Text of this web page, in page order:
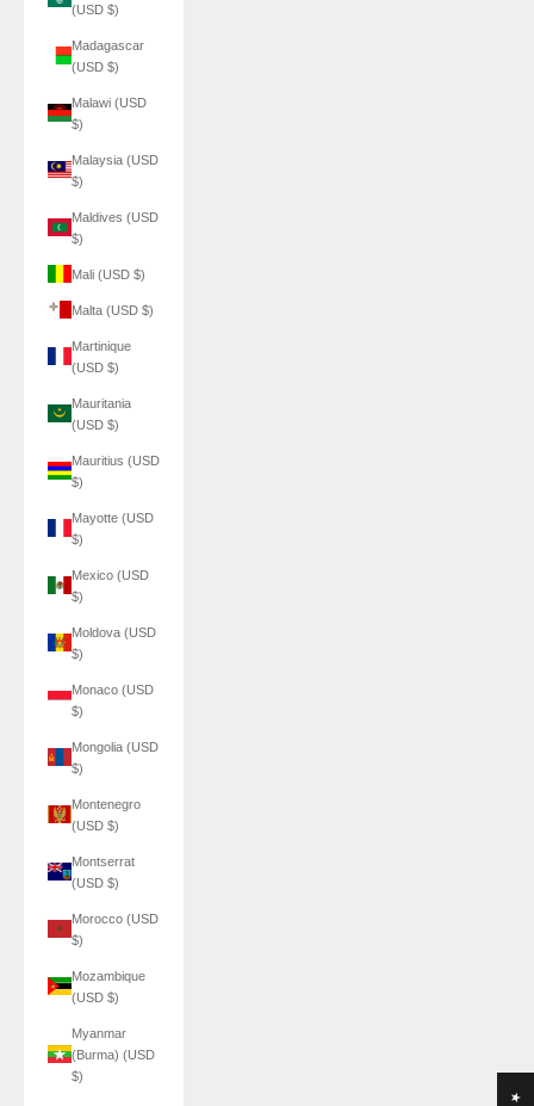
(USD $)
Madagascar
(USD $)
Malawi (USD
$)
Malaysia (USD
$)
Maldives (USD
$)
Mali (USD $)
Malta (USD $)
Martinique
(USD $)
Mauritania
(USD $)
Mauritius (USD
$)
Mayotte (USD
$)
Mexico (USD
$)
Moldova (USD
$)
Monaco (USD
$)
Mongolia (USD
$)
Montenegro
(USD $)
Montserrat
(USD $)
Morocco (USD
$)
Mozambique
(USD $)
Myanmar
(Burma) (USD
$)